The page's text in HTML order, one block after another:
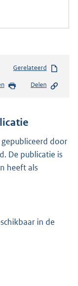
Gerelateerd
Delen
door
De publicatie is
heeft als
in de